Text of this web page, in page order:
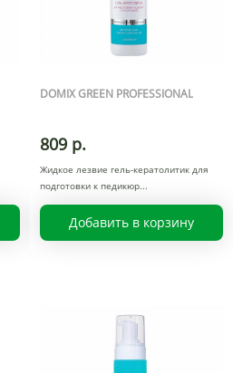
DOMIX GREEN PROFESSIONAL
809 р.
Жидкое лезвие гель-кератолитик для
подготовки к педикюр
Добавить в корзину